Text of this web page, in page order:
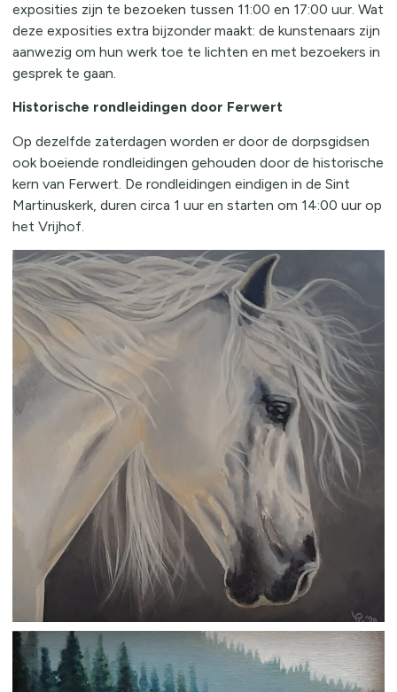
exposities zijn te bezoeken tussen 11:00 en 17:00 uur. Wat
deze exposities extra bijzonder maakt: de kunstenaars zijn
aanwezig om hun werk toe te lichten en met bezoekers in
gesprek te gaan.
Historische rondleidingen door Ferwert
Op dezelfde zaterdagen worden er door de dorpsgidsen
ook boeiende rondleidingen gehouden door de historische
kern van Ferwert. De rondleidingen eindigen in de Sint
Martinuskerk, duren circa 1 uur en starten om 14:00 uur op
het Vrijhof.